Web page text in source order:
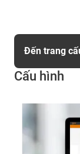
Cấu hình
Đến trang